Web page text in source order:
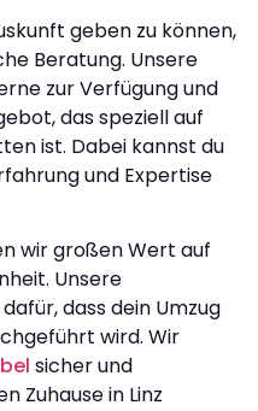
geben zu können,
Beratung. Unsere
zur Verfügung und
das speziell auf
ist. Dabei kannst du
und Expertise
wir großen Wert auf
Unsere
dass dein Umzug
wird. Wir
sicher und
Zuhause in Linz